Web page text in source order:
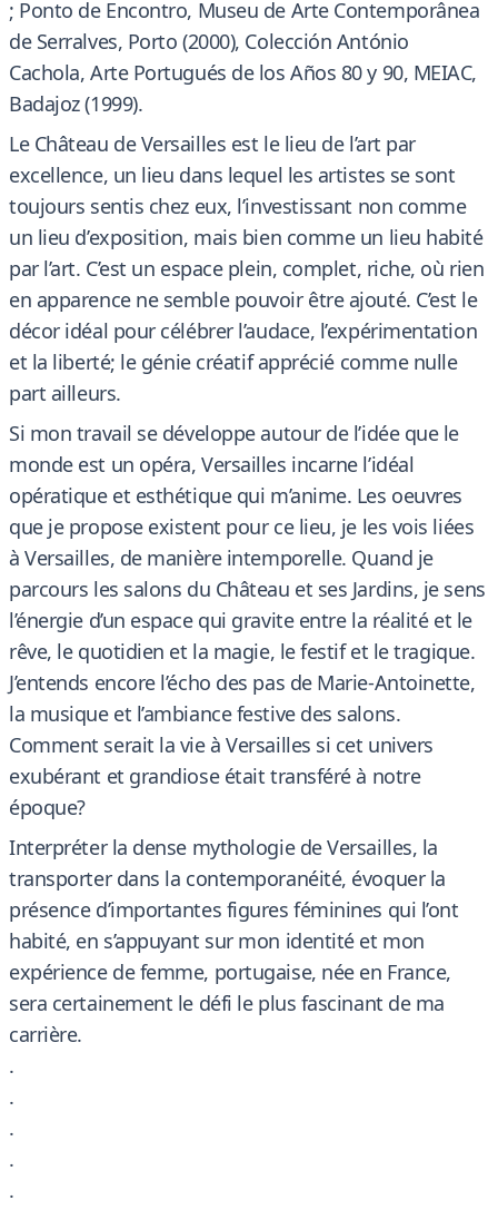
; Ponto de Encontro, Museu de Arte Contemporânea
de Serralves, Porto (2000), Colección António
Cachola, Arte Portugués de los Años 80 y 90, MEIAC,
Badajoz (1999).
Le Château de Versailles est le lieu de l’art par
excellence, un lieu dans lequel les artistes se sont
toujours sentis chez eux, l’investissant non comme
un lieu d’exposition, mais bien comme un lieu habité
par l’art. C’est un espace plein, complet, riche, où rien
en apparence ne semble pouvoir être ajouté. C’est le
décor idéal pour célébrer l’audace, l’expérimentation
et la liberté; le génie créatif apprécié comme nulle
part ailleurs.
Si mon travail se développe autour de l’idée que le
monde est un opéra, Versailles incarne l’idéal
opératique et esthétique qui m’anime. Les oeuvres
que je propose existent pour ce lieu, je les vois liées
à Versailles, de manière intemporelle. Quand je
parcours les salons du Château et ses Jardins, je sens
l’énergie d’un espace qui gravite entre la réalité et le
rêve, le quotidien et la magie, le festif et le tragique.
J’entends encore l’écho des pas de Marie-Antoinette,
la musique et l’ambiance festive des salons.
Comment serait la vie à Versailles si cet univers
exubérant et grandiose était transféré à notre
époque?
Interpréter la dense mythologie de Versailles, la
transporter dans la contemporanéité, évoquer la
présence d’importantes figures féminines qui l’ont
habité, en s’appuyant sur mon identité et mon
expérience de femme, portugaise, née en France,
sera certainement le défi le plus fascinant de ma
carrière.
.
.
.
.
.